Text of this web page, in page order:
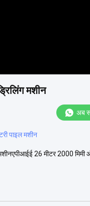
मशीन
अब
पाइल मशीन
26 मीटर 2000 मिमी